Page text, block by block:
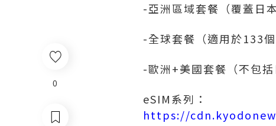
0
-亞洲區域套餐（覆蓋日
-全球套餐（適用於133個
-歐洲+美國套餐（不包括
eSIM系列：
https://